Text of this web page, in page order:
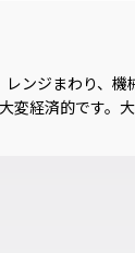
ンジまわり、
経済的です。